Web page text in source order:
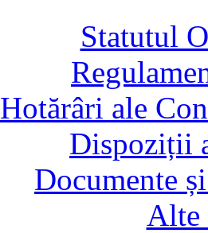
Statutul
Hotărâri ale
Dispoziții
Documente
Alte